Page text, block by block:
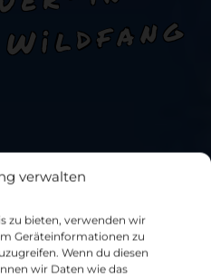
verwalten
zu bieten, verwenden wir
Geräteinformationen zu
Wenn du diesen
wir Daten wie das